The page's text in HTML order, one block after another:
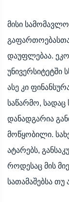
მისი
დაუფლებაა.
უნივერსიტეტში
ასე კი
საწარმო, სადაც
დანადგარია
მოწყობილი.
ატარებს,
როდესაც მის
სათამაშებსა